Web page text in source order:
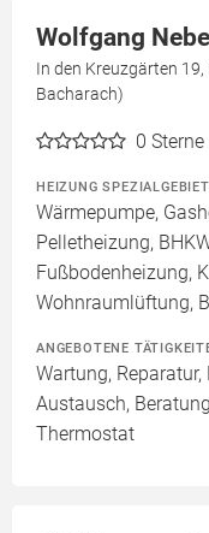
Wolfgang
In den Kreuzgärten
Bacharach)
0
HEIZUNG
Wärmepumpe,
Pelletheizung,
Fußbodenheizung,
Wohnraumlüftung,
ANGEBOTENE
Wartung,
Austausch,
Thermostat